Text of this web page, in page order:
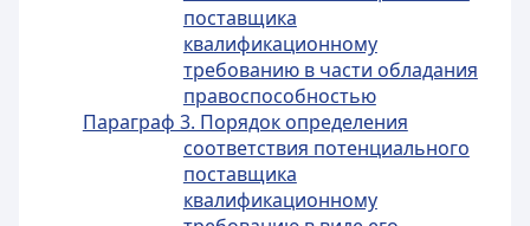
поставщика
квалификационному
требованию в части обладания
правоспособностью
Параграф 3. Порядок определения
соответствия потенциального
поставщика
квалификационному